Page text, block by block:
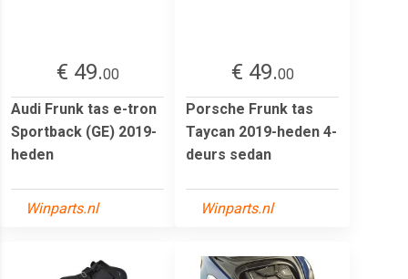
€ 49.00
Audi Frunk tas e-tron
Sportback (GE) 2019-
heden
Winparts.nl
€ 49.00
Porsche Frunk tas
Taycan 2019-heden 4-
deurs sedan
Winparts.nl